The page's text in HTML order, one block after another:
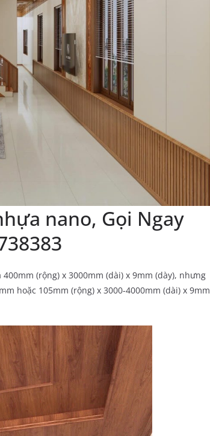
nano, Gọi Ngay
(rộng) x 3000mm (dài) x 9mm (dày), nhưng
hoặc 105mm (rộng) x 3000-4000mm (dài) x 9mm